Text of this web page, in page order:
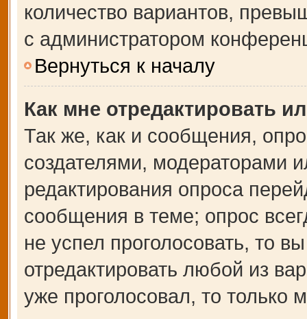
количество вариантов,
с администратором
Вернуться к началу
Как мне отредактировать
Так же, как и сообщения,
создателями, модераторами
редактирования опроса
сообщения в теме; опрос
не успел проголосовать, то
отредактировать любой из
уже проголосовал, то только